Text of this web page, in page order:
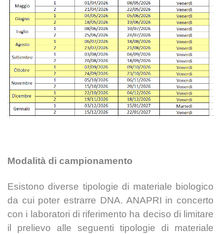
Modalità di campionamento
Esistono diverse tipologie di materiale biologico
da cui poter estrarre DNA. ANAPRI in concerto
con i laboratori di riferimento ha deciso di limitare
il prelievo alle seguenti tipologie di materiale